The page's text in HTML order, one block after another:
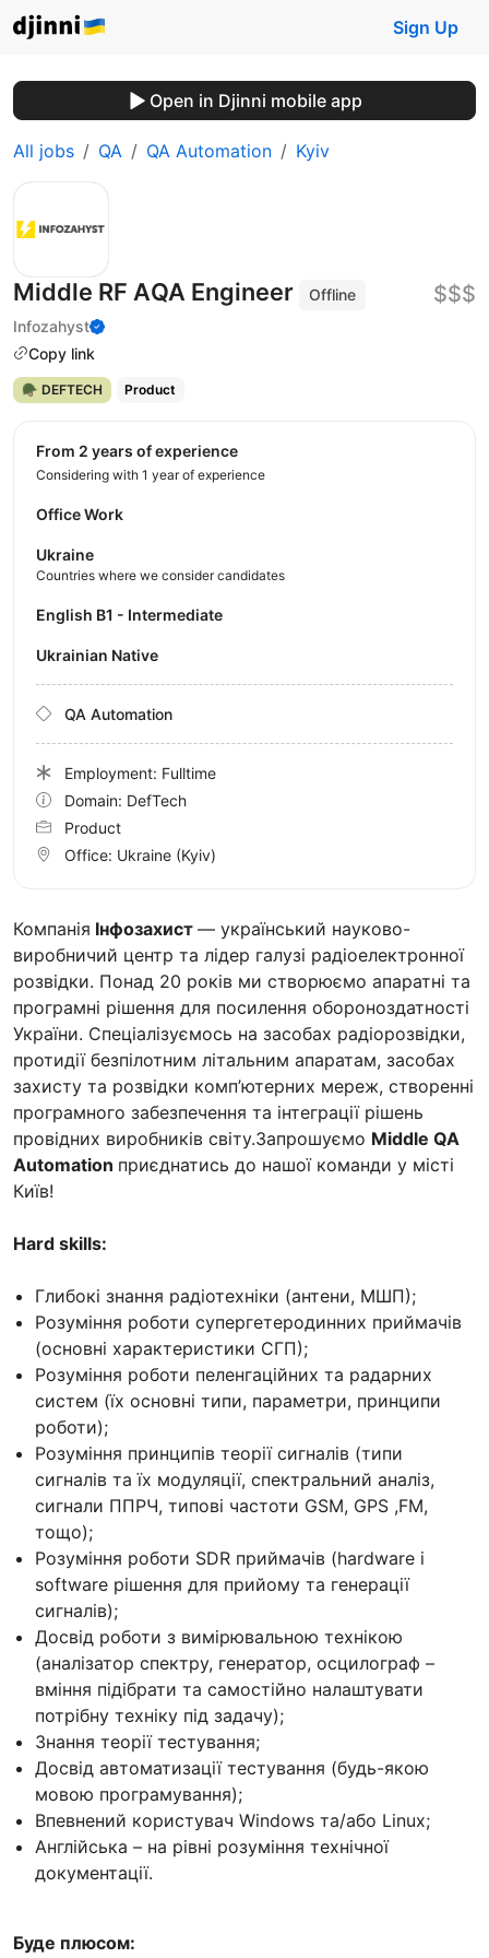
Sign Up
Open in Djinni mobile app
All jobs QA QA Automation Kyiv
Middle RF АQA Engineer
Offline
Infozahyst
Copy link
$$$
🪖 DEFTECH Product
Компанія Інфозахист — український науково-
виробничий центр та лідер галузі радіоелектронної
розвідки. Понад 20 років ми створюємо апаратні та
програмні рішення для посилення обороноздатності
України. Спеціалізуємось на засобах радіорозвідки,
протидії безпілотним літальним апаратам, засобах
захисту та розвідки комп’ютерних мереж, створенні
програмного забезпечення та інтеграції рішень
провідних виробників світу.Запрошуємо Middle QA
Automation приєднатись до нашої команди у місті
Київ!
Hard skills:
Глибокі знання радіотехніки (антени, МШП);
Розуміння роботи супергетеродинних приймачів
(основні характеристики СГП);
Розуміння роботи пеленгаційних та радарних
систем (їх основні типи, параметри, принципи
роботи);
Розуміння принципів теорії сигналів (типи
сигналів та їх модуляції, спектральний аналіз,
сигнали ППРЧ, типові частоти GSM, GPS ,FM,
тощо);
Розуміння роботи SDR приймачів (hardware і
software рішення для прийому та генерації
сигналів);
Досвід роботи з вимірювальною технікою
(аналізатор спектру, генератор, осцилограф –
вміння підібрати та самостійно налаштувати
потрібну техніку під задачу);
Знання теорії тестування;
Досвід автоматизації тестування (будь-якою
мовою програмування);
Впевнений користувач Windows та/або Linux;
Англійська – на рівні розуміння технічної
документації.
Буде плюсом:
from 2 years of experience
Considering with 1 year of experience
Office Work
Ukraine
Countries where we consider candidates
English B1 - Intermediate
Ukrainian Native
QA Automation
Employment: Fulltime
Domain: DefTech
Product
Office: Ukraine (Kyiv)